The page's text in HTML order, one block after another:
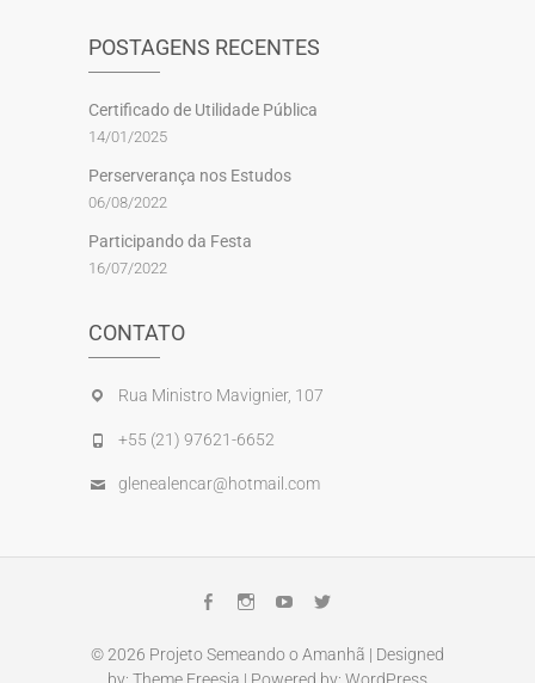
POSTAGENS RECENTES
Certificado de Utilidade Pública
14/01/2025
Perserverança nos Estudos
06/08/2022
Participando da Festa
16/07/2022
CONTATO
Rua Ministro Mavignier, 107
+55 (21) 97621-6652
glenealencar@hotmail.com
Facebook
Instagram
YoutubeTwitter
© 2026 Projeto Semeando o Amanhã | Designed